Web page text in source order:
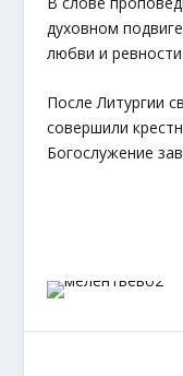
духовном
любви и
После Литургии
совершили
Богослужение